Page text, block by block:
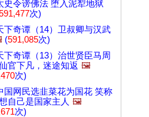
史令谤佛法 堕入泥犁地狱
次)
下奇谭（14）卫叔卿与汉武
(591,085次)
下奇谭（13）治世贤臣马周
下凡，迷途知返 🖼️
次)
国网民选韭菜花为国花 笑称
自己是国家主人 🖼️
次)